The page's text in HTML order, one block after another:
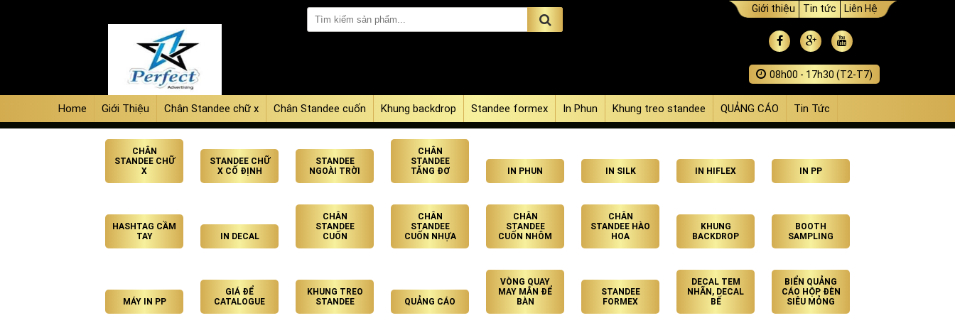
Giới thiệu Tin tức Liên Hệ
08h00 - 17h30 (T2-T7)
Home Giới Thiệu Chân Standee chữ x Chân Standee cuốn Khung backdrop Standee formex In Phun Khung treo standee QUẢNG CÁO Tin Tức
CHÂN
STANDEE CHỮ
X
STANDEE CHỮ
X CỐ ĐỊNH
STANDEE
NGOÀI TRỜI
CHÂN
STANDEE
TĂNG ĐƠ
IN PHUN IN SILK IN HIFLEX IN PP
HASHTAG CẦM
TAY
IN DECAL
CHÂN
STANDEE
CUỐN
CHÂN
STANDEE
CUỐN NHỰA
CHÂN
STANDEE
CUỐN NHÔM
CHÂN
STANDEE HÀO
HOA
KHUNG
BACKDROP
BOOTH
SAMPLING
MÁY IN PP
GIÁ ĐỂ
CATALOGUE
KHUNG TREO
STANDEE
QUẢNG CÁO
VÒNG QUAY
MAY MẮN ĐỂ
BÀN
STANDEE
FORMEX
DECAL TEM
NHÃN, DECAL
BẾ
BIỂN QUẢNG
CÁO HỘP ĐÈN
SIÊU MỎNG